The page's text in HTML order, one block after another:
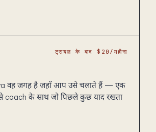
ट्रायल के बाद $20/महीना
वह जगह है जहाँ आप उसे चलाते हैं — एक
coach के साथ जो पिछले कुछ याद रखता